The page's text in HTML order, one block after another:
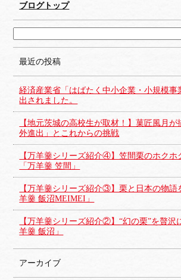
ブログトップ
最近の投稿
経済産業省「はばたく中小企業・小規模事
出されました。
【地元茨城の高校生が取材！】菓匠風月
外進出」とこれからの挑戦
【万羊羹シリーズ紹介④】笠間栗のホクホ
「万羊羹 笠間」
【万羊羹シリーズ紹介③】栗と日本の物語
羊羹 飯沼MEIMEI」
【万羊羹シリーズ紹介②】“幻の栗”を贅沢
羊羹 飯沼」
アーカイブ